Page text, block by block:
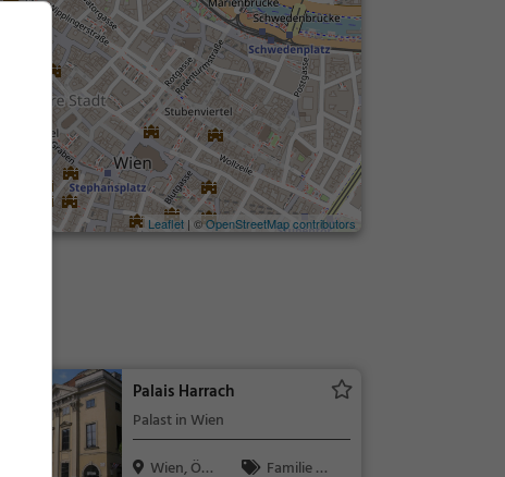
Leaflet | ©OpenStreetMap contributors
Palais Harrach
Palast in Wien
Wien, Öst
Familie &